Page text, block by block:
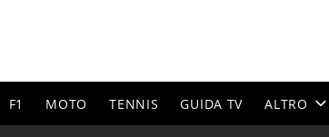
F1 MOTO TENNIS GUIDA TV ALTRO